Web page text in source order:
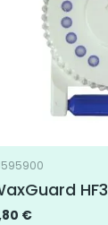
HF3
€